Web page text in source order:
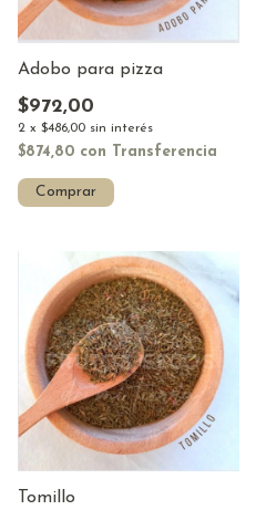
Adobo para pizza
$972,00
2 x $486,00 sin interés
$874,80 con Transferencia
Comprar
Tomillo